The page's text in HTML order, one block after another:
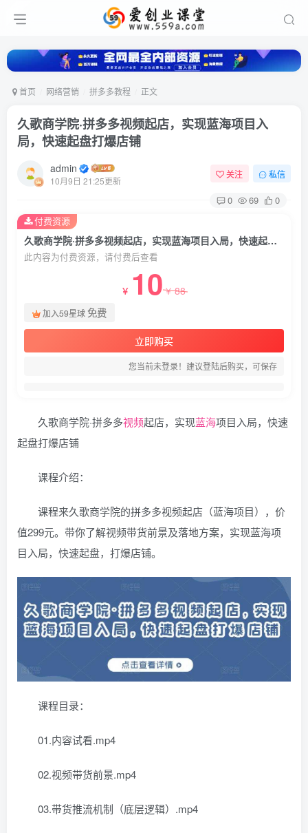
首页 网络营销 拼多多教程 正文
久歌商学院·拼多多视频起店，实现蓝海项目入
局，快速起盘打爆店铺
admin
10月9日 21:25更新
关注 私信
0 69 0
久歌商学院·拼多多视频起店，实现蓝海项目入局，快速起盘打爆店铺
此内容为付费资源，请付费后查看
￥ 10￥88
加入59星球免费
立即购买
您当前未登录！建议登陆后购买，可保存
付费资源
久歌商学院·拼多多视频起店，实现蓝海项目入局，快速
起盘打爆店铺
课程介绍：
课程来久歌商学院的拼多多视频起店（蓝海项目），价
值299元。带你了解视频带货前景及落地方案，实现蓝海项
目入局，快速起盘，打爆店铺。
课程目录：
01.内容试看.mp4
02.视频带货前景.mp4
03.带货推流机制（底层逻辑）.mp4